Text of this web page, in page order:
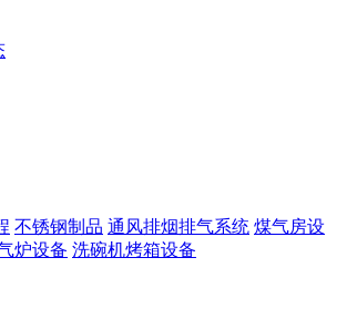
不锈钢制品 通风排烟排气系统 煤气房设
炉设备 洗碗机烤箱设备